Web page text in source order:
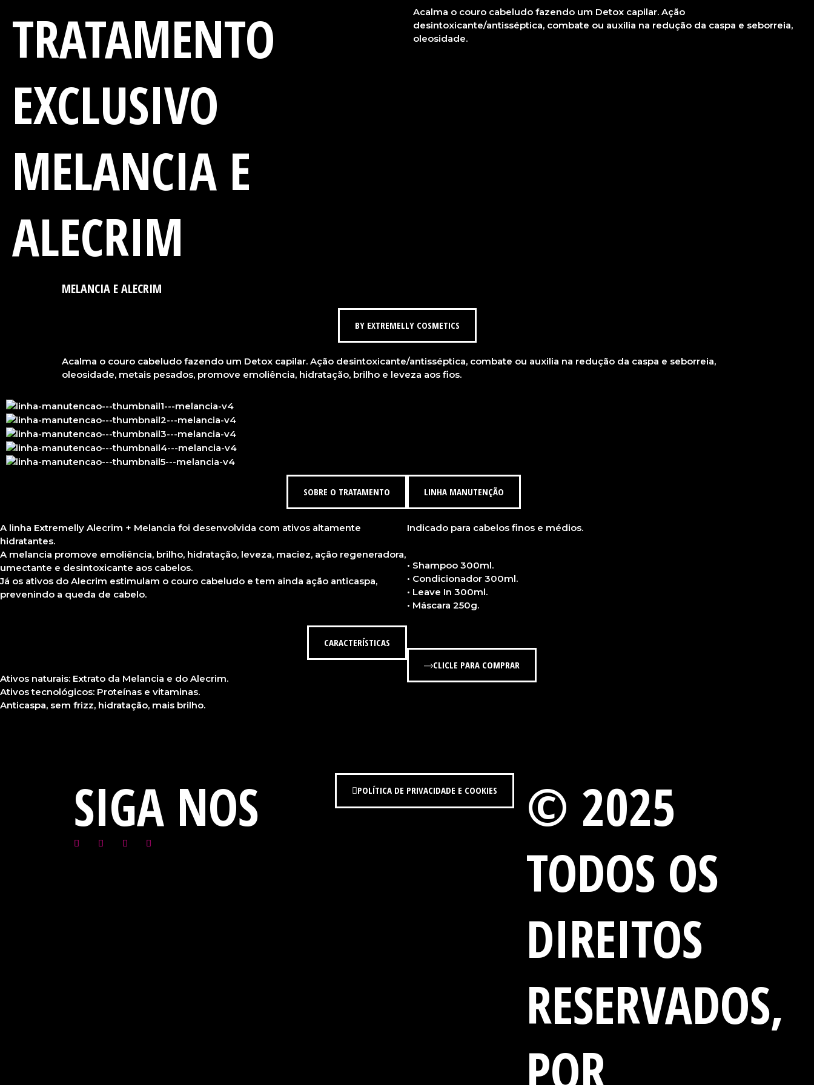
TRATAMENTO
EXCLUSIVO
MELANCIA E
ALECRIM
Acalma o couro cabeludo fazendo um Detox capilar. Ação
desintoxicante/antisséptica, combate ou auxilia na redução da caspa e seborreia,
oleosidade.
MELANCIA E ALECRIM
BY EXTREMELLY COSMETICS
Acalma o couro cabeludo fazendo um Detox capilar. Ação desintoxicante/antisséptica, combate ou auxilia na redução da caspa e seborreia,
oleosidade, metais pesados, promove emoliência, hidratação, brilho e leveza aos fios.
SOBRE O TRATAMENTO
A linha Extremelly Alecrim + Melancia foi desenvolvida com ativos altamente
hidratantes.
A melancia promove emoliência, brilho, hidratação, leveza, maciez, ação regeneradora,
umectante e desintoxicante aos cabelos.
Já os ativos do Alecrim estimulam o couro cabeludo e tem ainda ação anticaspa,
prevenindo a queda de cabelo.
CARACTERÍSTICAS
Ativos naturais: Extrato da Melancia e do Alecrim.
Ativos tecnológicos: Proteínas e vitaminas.
Anticaspa, sem frizz, hidratação, mais brilho.
LINHA MANUTENÇÃO
Indicado para cabelos finos e médios.
• Shampoo 300ml.
• Condicionador 300ml.
• Leave In 300ml.
• Máscara 250g.
CLICLE PARA COMPRAR
SIGA NOS POLÍTICA DE PRIVACIDADE E COOKIES
© 2025
TODOS OS
DIREITOS
RESERVADOS,
POR